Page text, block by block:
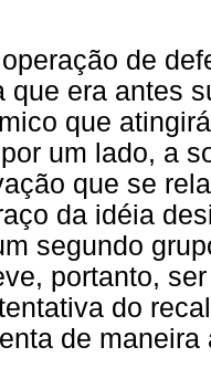
de
que era antes
que
um lado, a
que se
da idéia
segundo
portanto,
do
de